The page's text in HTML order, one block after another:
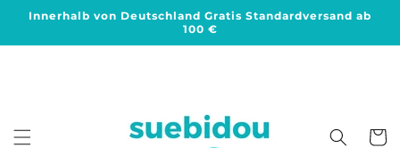
zum
Innerhalb von Deutschland Gratis Standardversand ab
100 €